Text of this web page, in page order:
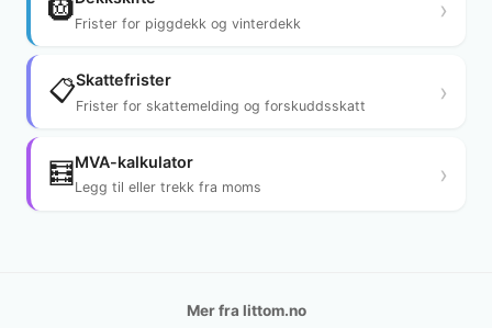
🛞Frister for piggdekk og vinterdekk ›
📋Skattefrister
Frister for skattemelding og forskuddsskatt ›
🧮 MVA-kalkulator
Legg til eller trekk fra moms ›
Mer fra littom.no